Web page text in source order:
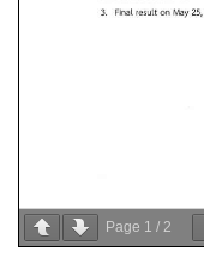
Page 1 / 2